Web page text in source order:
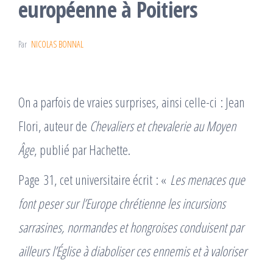
européenne à Poitiers
Par NICOLAS BONNAL
On a parfois de vraies surprises, ainsi celle-ci : Jean
Flori, auteur de Chevaliers et chevalerie au Moyen
Âge, publié par Hachette.
Page 31, cet universitaire écrit : « Les menaces que
font peser sur l’Europe chrétienne les incursions
sarrasines, normandes et hongroises conduisent par
ailleurs l’Église à diaboliser ces ennemis et à valoriser